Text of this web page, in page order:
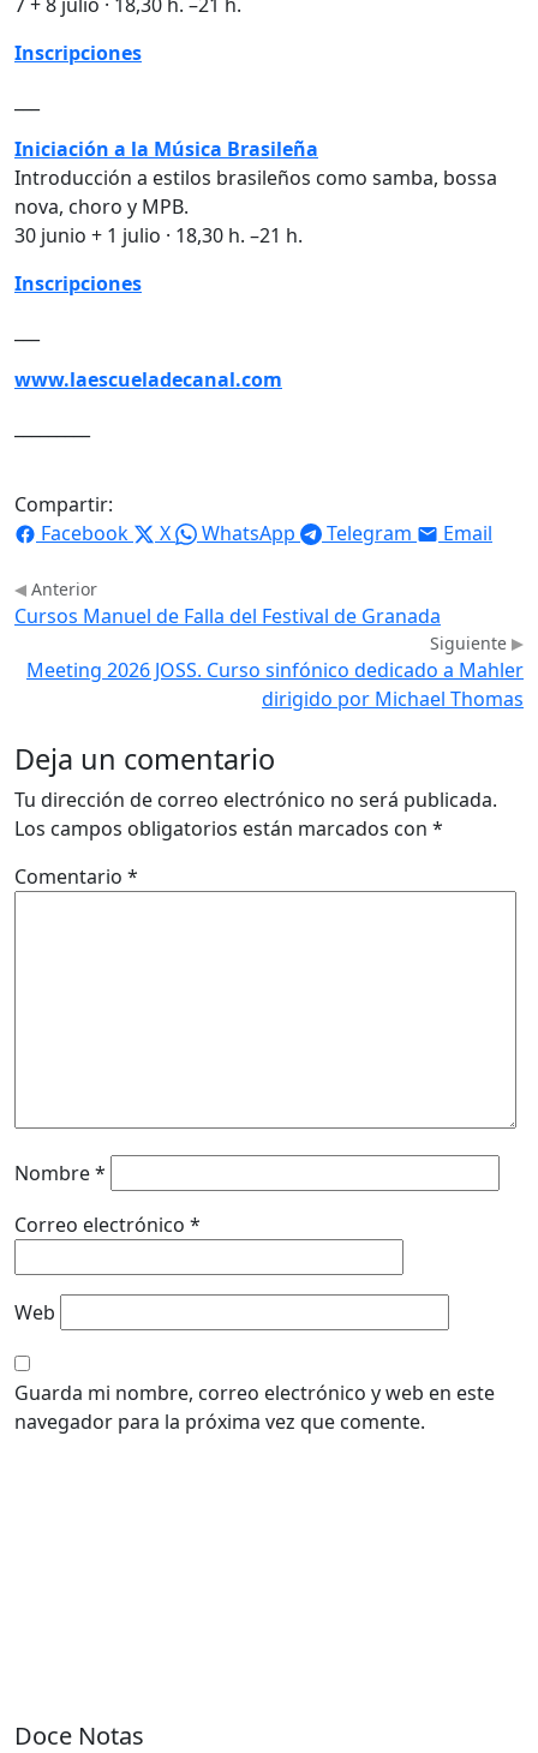
Inscripciones
Iniciación a la Música Brasileña
Introducción a estilos brasileños como samba, bossa
nova, choro y MPB.
30 junio + 1 julio · 18,30 h. –21 h.
Inscripciones
www.laescueladecanal.com
Compartir:
Facebook
X WhatsApp Telegram Email
Anterior
Cursos Manuel de Falla del Festival de Granada
Siguiente
Meeting 2026 JOSS. Curso sinfónico dedicado a Mahler
dirigido por Michael Thomas
Deja un comentario
Tu dirección de correo electrónico no será publicada.
Los campos obligatorios están marcados con *
Comentario *
Nombre*
Correo electrónico *
Web
Guarda mi nombre, correo electrónico y web en este
navegador para la próxima vez que comente.
Doce Notas